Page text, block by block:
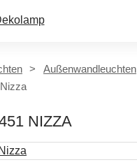
Außenwandleuchten
NIZZA